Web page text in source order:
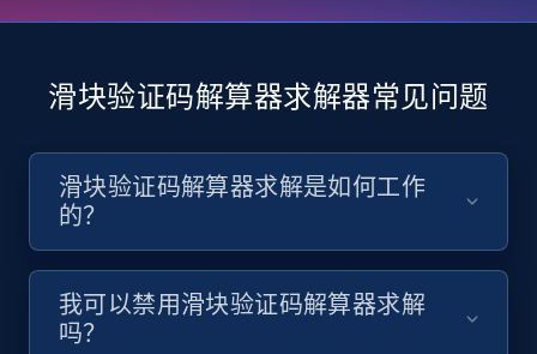
滑块验证码解算器求解器常见问题
滑块验证码解算器求解是如何工作
的？
我可以禁用滑块验证码解算器求解
吗？